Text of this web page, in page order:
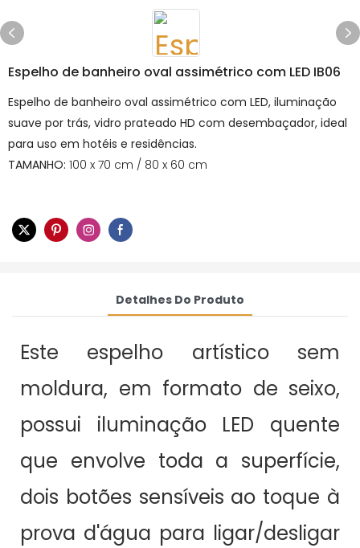
Espelho de banheiro oval assimétrico com LED IB06
Espelho de banheiro oval assimétrico com LED, iluminação
suave por trás, vidro prateado HD com desembaçador, ideal
para uso em hotéis e residências.
TAMANHO: 100 x 70 cm / 80 x 60 cm
Detalhes Do Produto
Este espelho artístico sem
moldura, em formato de seixo,
possui iluminação LED quente
que envolve toda a superfície,
dois botões sensíveis ao toque à
prova d'água para ligar/desligar